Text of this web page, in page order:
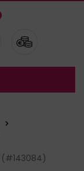
(#143084)